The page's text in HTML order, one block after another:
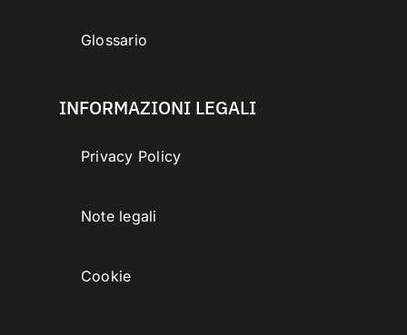
Glossario
INFORMAZIONI LEGALI
Privacy Policy
Note legali
Cookie